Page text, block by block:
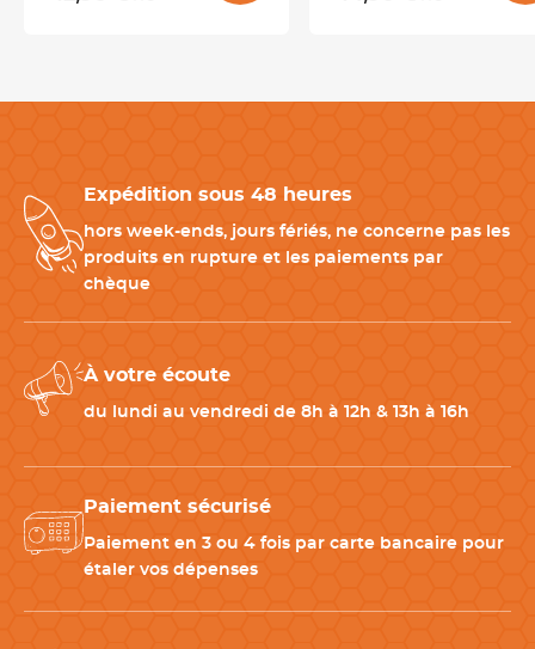
Les indispensables autour de vos brioches maison
Pour structurer votre production et
obtenir un résultat
régulier à chaque fournée
-Plaque de cuisson perforée: pour une cuisson plus
-Pinceau pâtissier: pour appliquer dorure ou sirop pour une
finition brillante.
CARACTÉRISTIQUES TECHNIQUES
Matériau
Expédition sous 48 heures
hors week-ends, jours fériés, ne concerne pas les
produits en rupture et les paiements par
chèque
À votre écoute
du lundi au vendredi de 8h à 12h & 13h à 16h
Paiement sécurisé
Paiement en 3 ou 4 fois par carte bancaire pour
étaler vos dépenses